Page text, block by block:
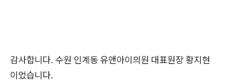
감사합니다. 수원 인계동 유앤아이의원 대표원장 황지현
이었습니다.